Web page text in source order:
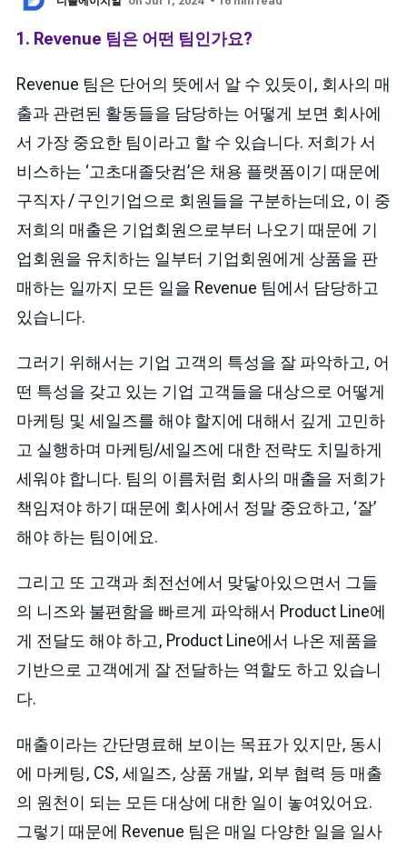
1. Revenue 팀은 어떤 팀인가요?
Revenue 팀은 단어의 뜻에서 알 수 있듯이, 회사의 매
출과 관련된 활동들을 담당하는 어떻게 보면 회사에
서 가장 중요한 팀이라고 할 수 있습니다. 저희가 서
비스하는 ‘고초대졸닷컴’은 채용 플랫폼이기 때문에
구직자 / 구인기업으로 회원들을 구분하는데요, 이 중
저희의 매출은 기업회원으로부터 나오기 때문에 기
업회원을 유치하는 일부터 기업회원에게 상품을 판
매하는 일까지 모든 일을 Revenue 팀에서 담당하고
있습니다.
그러기 위해서는 기업 고객의 특성을 잘 파악하고, 어
떤 특성을 갖고 있는 기업 고객들을 대상으로 어떻게
마케팅 및 세일즈를 해야 할지에 대해서 깊게 고민하
고 실행하며 마케팅/세일즈에 대한 전략도 치밀하게
세워야 합니다. 팀의 이름처럼 회사의 매출을 저희가
책임져야 하기 때문에 회사에서 정말 중요하고, ‘잘’
해야 하는 팀이에요.
그리고 또 고객과 최전선에서 맞닿아있으면서 그들
의 니즈와 불편함을 빠르게 파악해서 Product Line에
게 전달도 해야 하고, Product Line에서 나온 제품을
기반으로 고객에게 잘 전달하는 역할도 하고 있습니
다.
매출이라는 간단명료해 보이는 목표가 있지만, 동시
에 마케팅, CS, 세일즈, 상품 개발, 외부 협력 등 매출
의 원천이 되는 모든 대상에 대한 일이 놓여있어요.
그렇기 때문에 Revenue 팀은 매일 다양한 일을 일사